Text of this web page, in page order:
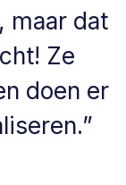
maar dat
Ze
doen er